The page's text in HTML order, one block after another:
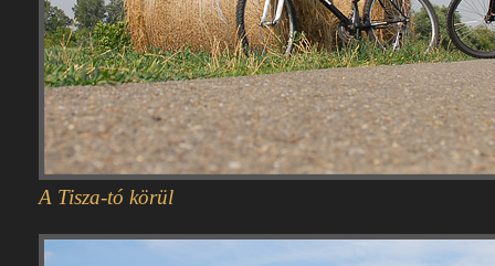
A Tisza-tó körül